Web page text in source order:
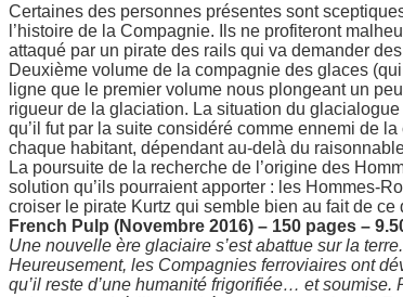
Certaines des personnes présentes sont
l’histoire de la Compagnie. Ils ne profiteront
attaqué par un pirate des rails qui va demander
Deuxième volume de la compagnie des glaces
ligne que le premier volume nous plongeant un
rigueur de la glaciation. La situation du
qu’il fut par la suite considéré comme ennemi de
chaque habitant, dépendant au-delà du
La poursuite de la recherche de l’origine des
solution qu’ils pourraient apporter : les Hommes-
croiser le pirate Kurtz qui semble bien au fait de
French Pulp (Novembre 2016) – 150 pages –
Une nouvelle ère glaciaire s’est abattue sur la
Heureusement, les Compagnies ferroviaires ont
qu’il reste d’une humanité frigorifiée… et